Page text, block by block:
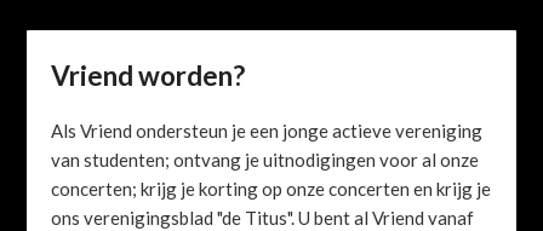
Vriend worden?
Als Vriend ondersteun je een jonge actieve vereniging
van studenten; ontvang je uitnodigingen voor al onze
concerten; krijg je korting op onze concerten en krijg je
ons verenigingsblad "de Titus". U bent al Vriend vanaf